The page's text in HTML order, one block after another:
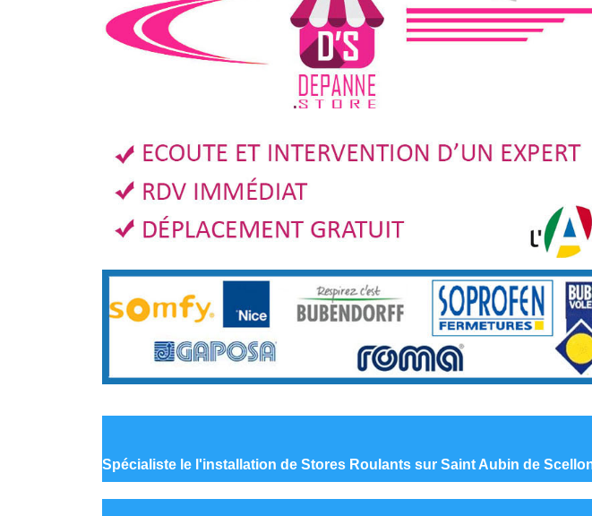
Spécialiste le l'installation de Stores Roulants sur Saint Aubin de